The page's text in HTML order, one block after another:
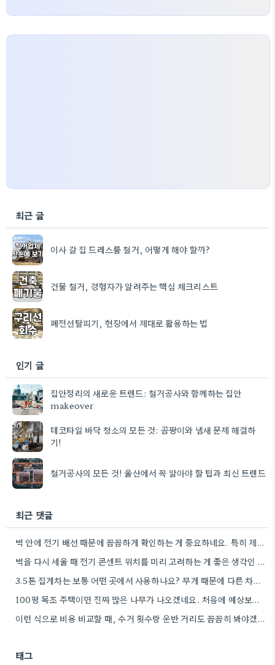
최근 글
이사 갈 집 드레스룸 철거, 어떻게 해야 할까?
건물 철거, 경험자가 알려주는 핵심 체크리스트
폐전선탈피기, 현장에서 제대로 활용하는 법
인기 글
집안정리의 새로운 트렌드: 철거공사와 함께하는 집안
makeover
데코타일 바닥 청소의 모든 것: 곰팡이와 냄새 문제 해결하
기!
철거공사의 모든 것! 울산에서 꼭 알아야 할 팁과 최신 트렌드
최근 댓글
벽 안에 전기 배선 때문에 꼼꼼하게 확인하는 게 중요하네요. 특히 제가 얼마 전에 비슷한 경험이…
벽을 다시 세울 때 전기 콘센트 위치를 미리 고려하는 게 좋은 생각인 것 같아요. 특히…
3.5톤 집게차는 보통 어떤 곳에서 사용하나요? 무게 때문에 다른 차량보다 더 효율적인 것 같아요.
100평 목조 주택이면 진짜 많은 나무가 나오겠네요. 처음에 예상보다 훨씬 더 많은 양일 것 같아요.
이런 식으로 비용 비교할 때, 수거 횟수랑 운반 거리도 꼼꼼히 봐야겠네요.
태그